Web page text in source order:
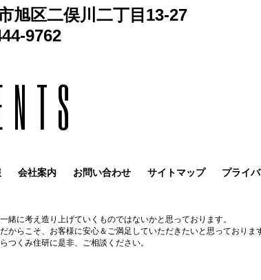
旭区二俣川二丁目13-27
9762
会社案内 お問い合わせ サイトマップ プライ
に考え造り上げていくものではないかと思っております。
らこそ、お客様に安心＆ご満足していただきたいと思っておりま
つくみ住研に是非、ご相談ください。